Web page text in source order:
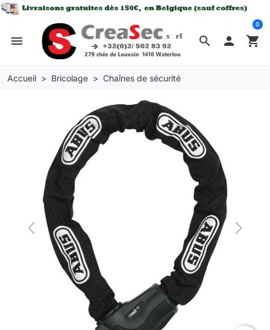
search
menu  shopping_cart
0
Accueil Bricolage Chaînes de sécurité
Previous Next